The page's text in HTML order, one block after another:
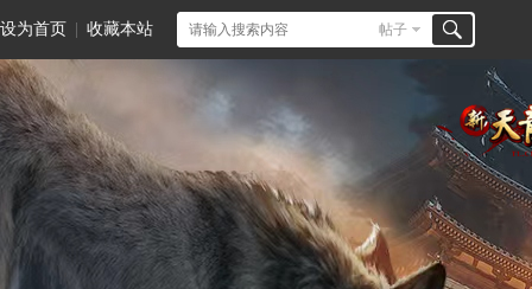
设为首页 收藏本站 帖子